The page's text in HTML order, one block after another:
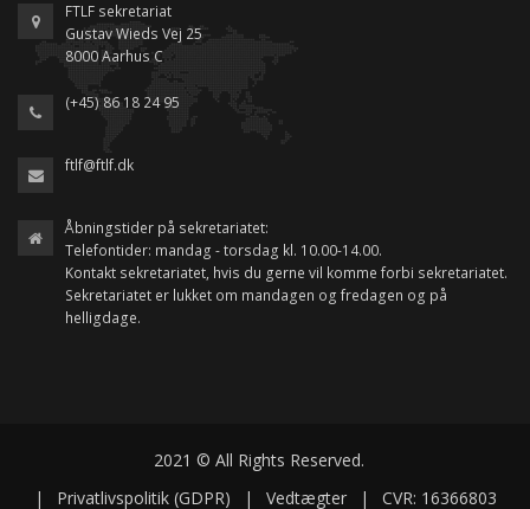
FTLF sekretariat
Gustav Wieds Vej 25
8000 Aarhus C
(+45) 86 18 24 95
ftlf@ftlf.dk
Åbningstider på sekretariatet:
Telefontider: mandag - torsdag kl. 10.00-14.00.
Kontakt sekretariatet, hvis du gerne vil komme forbi sekretariatet.
Sekretariatet er lukket om mandagen og fredagen og på
helligdage.
2021 © All Rights Reserved.
|
Privatlivspolitik (GDPR) | Vedtægter | CVR: 16366803